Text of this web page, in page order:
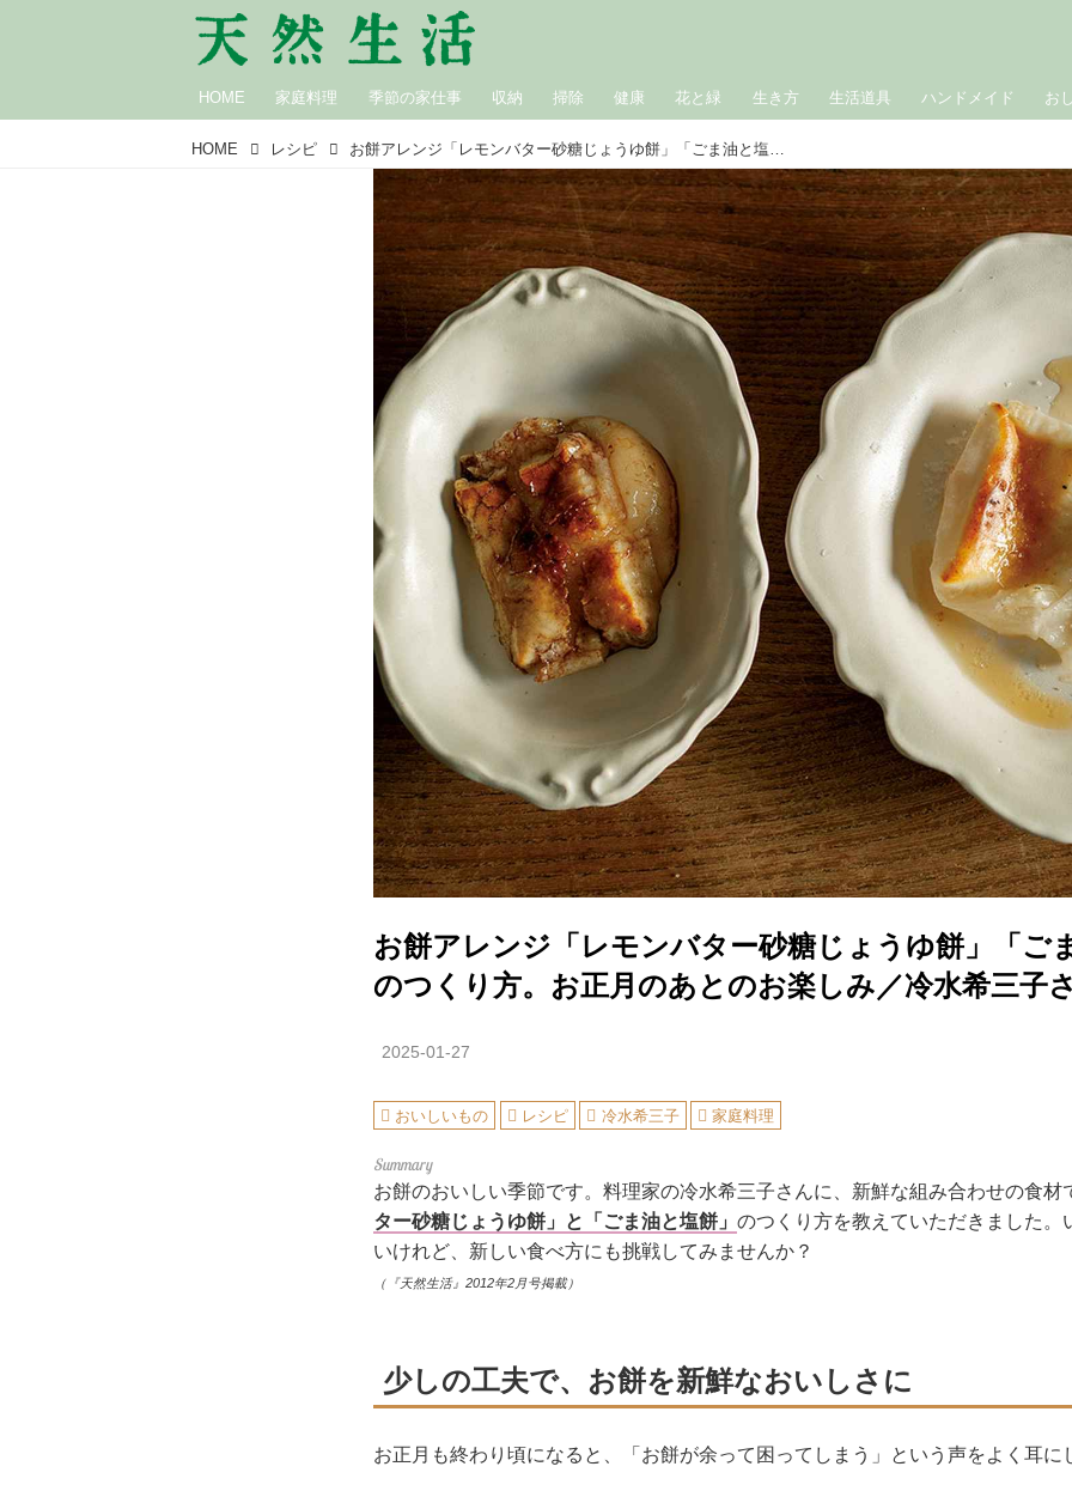
HOME 家庭料理 季節の家仕事 収納 掃除 健康 花と緑 生き方 生活道具 ハンドメイド お
HOME レシピ お餅アレンジ「レモンバター砂糖じょうゆ餅」「ごま油と塩餅」のつくり方。お正月のあとのお楽しみ／冷水希三子さん
お餅アレンジ「レモンバター砂糖じょうゆ餅」「ご
のつくり方。お正月のあとのお楽しみ／冷水希三子
2025-01-27
おいしいもの レシピ 冷水希三子 家庭料理
お餅のおいしい季節です。料理家の冷水希三子さんに、新鮮な組み合わせの食材
ター砂糖じょうゆ餅」と「ごま油と塩餅」 のつくり方を教えていただきました。
いけれど、新しい食べ方にも挑戦してみませんか？
（『天然生活』2012年2月号掲載）
少しの工夫で、お餅を新鮮なおいしさに
お正月も終わり頃になると、「お餅が余って困ってしまう」という声をよく耳に